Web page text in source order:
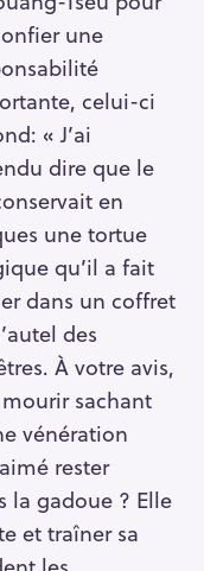
une
celui-ci
« J’ai
dire que le
en
une tortue
qu’il a fait
dans un coffret
des
À votre avis,
sachant
vénération
rester
la gadoue ? Elle
et traîner sa